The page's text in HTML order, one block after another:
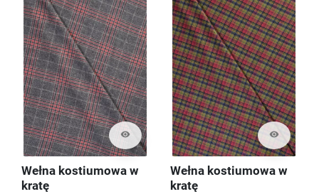
visibility
Wełna kostiumowa w
kratę
visibility
Wełna kostiumowa w
kratę